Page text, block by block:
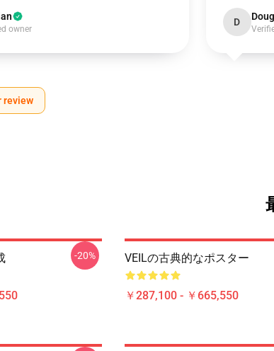
owner
D
review
-20% VEILの古典的なポスター
￥287,100 - ￥665,550